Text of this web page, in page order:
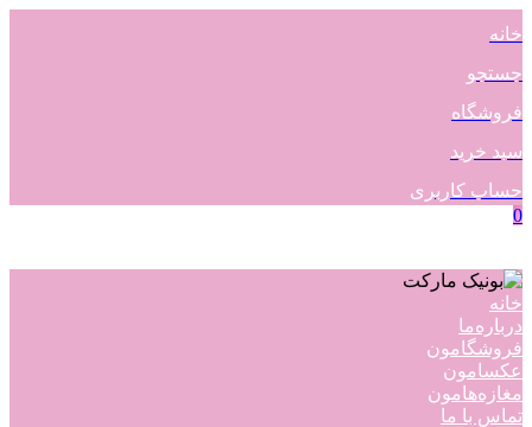
خانه
جستجو
فروشگاه
سبد خرید
حساب کاربری
0
خانه
درباره‌ما
فروشگامون
عکسامون
مغازه‌هامون
تماس با ما